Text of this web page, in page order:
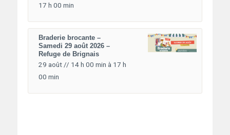
17 h 00 min
Braderie brocante –
Samedi 29 août 2026 –
Refuge de Brignais
29 août // 14 h 00 min à 17 h
00 min